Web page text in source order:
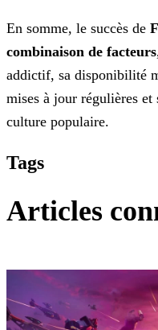
En somme, le succès de
combinaison de facteurs
addictif, sa disponibilité
mises à jour régulières et
culture populaire.
Tags
Articles